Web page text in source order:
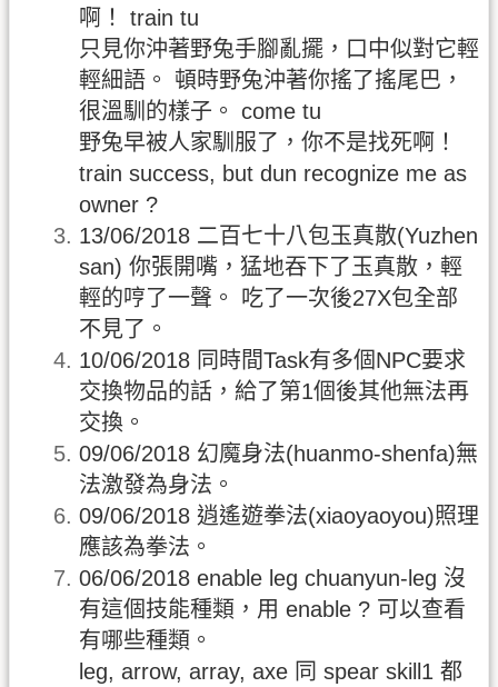
啊！ train tu
只見你沖著野兔手腳亂擺，口中似對它輕
輕細語。 頓時野兔沖著你搖了搖尾巴，
很溫馴的樣子。 come tu
野兔早被人家馴服了，你不是找死啊！
train success, but dun recognize me as
owner ?
13/06/2018 二百七十八包玉真散(Yuzhen
san) 你張開嘴，猛地吞下了玉真散，輕
輕的哼了一聲。 吃了一次後27X包全部
不見了。
10/06/2018 同時間Task有多個NPC要求
交換物品的話，給了第1個後其他無法再
交換。
09/06/2018 幻魔身法(huanmo-shenfa)無
法激發為身法。
09/06/2018 逍遙遊拳法(xiaoyaoyou)照理
應該為拳法。
06/06/2018 enable leg chuanyun-leg 沒
有這個技能種類，用 enable ? 可以查看
有哪些種類。
leg, arrow, array, axe 同 spear skill1 都